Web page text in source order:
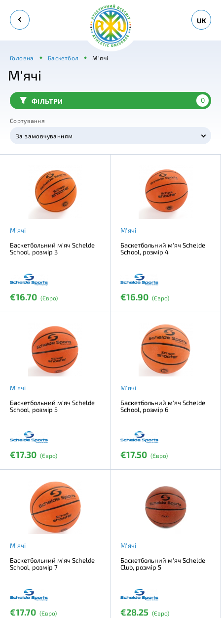
UK
Головна Баскетбол М'ячі
М'ячі
ФІЛЬТРИ 0
Сортування
За замовчуванням
М'ячі
Баскетбольний м'яч Schelde
School, розмір 3
€16.70 (Євро)
М'ячі
Баскетбольний м'яч Schelde
School, розмір 4
€16.90 (Євро)
М'ячі
Баскетбольний м'яч Schelde
School, розмір 5
€17.30 (Євро)
М'ячі
Баскетбольний м'яч Schelde
School, розмір 6
€17.50 (Євро)
М'ячі
Баскетбольний м'яч Schelde
School, розмір 7
€17.70 (Євро)
М'ячі
Баскетбольний м'яч Schelde
Club, розмір 5
€28.25 (Євро)